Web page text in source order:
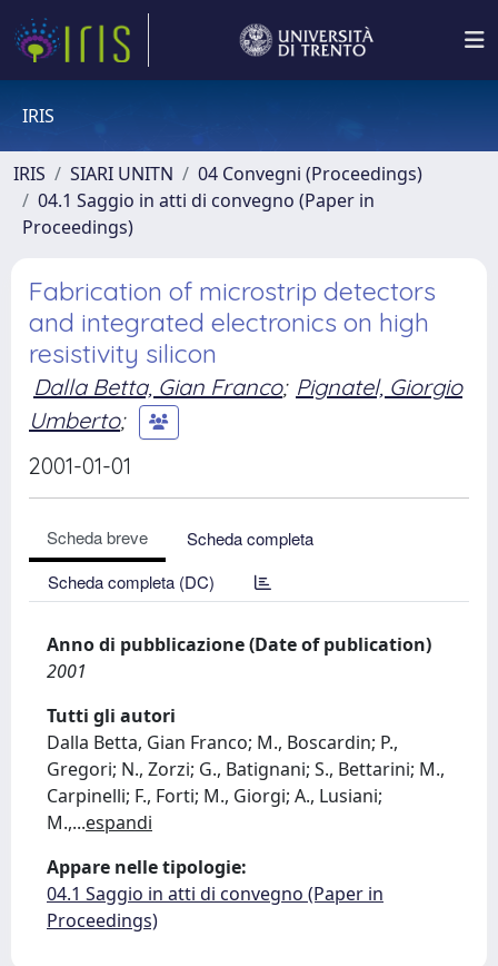
IRIS
IRIS SIARI UNITN
04 Convegni (Proceedings)
04.1 Saggio in atti di convegno (Paper in
Proceedings)
Fabrication of microstrip detectors
and integrated electronics on high
resistivity silicon
Dalla Betta, Gian Franco; Pignatel, Giorgio
Umberto;
2001-01-01
Scheda breve
Scheda completa
Scheda completa (DC)
Anno di pubblicazione (Date of publication)
2001
Tutti gli autori
Dalla Betta, Gian Franco; M., Boscardin; P.,
Gregori; N., Zorzi; G., Batignani; S., Bettarini; M.,
Carpinelli; F., Forti; M., Giorgi; A., Lusiani;
M.,...espandi
Appare nelle tipologie:
04.1 Saggio in atti di convegno (Paper in
Proceedings)